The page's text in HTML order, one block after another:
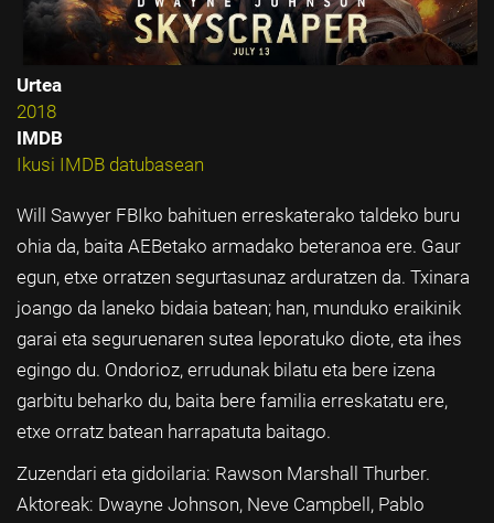
Urtea
2018
IMDB
Ikusi IMDB datubasean
Will Sawyer FBIko bahituen erreskaterako taldeko buru
ohia da, baita AEBetako armadako beteranoa ere. Gaur
egun, etxe orratzen segurtasunaz arduratzen da. Txinara
joango da laneko bidaia batean; han, munduko eraikinik
garai eta seguruenaren sutea leporatuko diote, eta ihes
egingo du. Ondorioz, errudunak bilatu eta bere izena
garbitu beharko du, baita bere familia erreskatatu ere,
etxe orratz batean harrapatuta baitago.
Zuzendari eta gidoilaria: Rawson Marshall Thurber.
Aktoreak: Dwayne Johnson, Neve Campbell, Pablo